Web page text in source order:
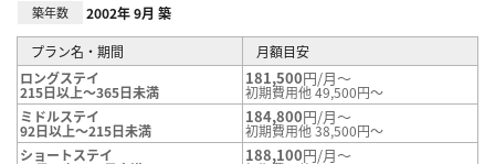
築年数 2002年 9月 築
プラン名・期間
月額目安
ロングステイ
215日以上～365日未満
181,500円/月～
初期費用他 49,500円～
ミドルステイ
92日以上～215日未満
184,800円/月～
初期費用他 38,500円～
ショートステイ
188,100円/月～